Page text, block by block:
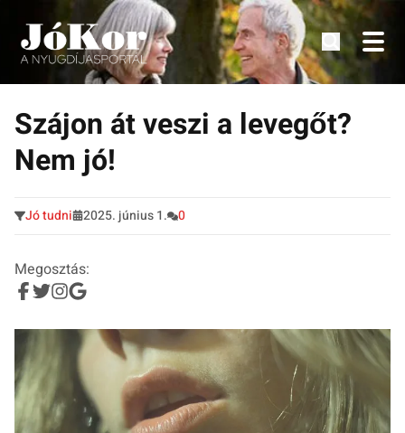
Tovább
tartalomra
Tudnivalók, érdekességek idősek számára.
Szájon át veszi a levegőt?
Nem jó!
Jó tudni 2025. június 1. 0
Megosztás: